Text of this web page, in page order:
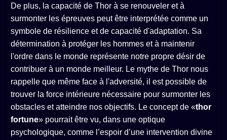
De plus, la capacité de Thor à se renouveler et à
surmonter les épreuves peut être interprétée comme un
symbole de résilience et de capacité d'adaptation. Sa
détermination à protéger les hommes et à maintenir
l'ordre dans le monde représente notre propre désir de
contribuer à un monde meilleur. Le mythe de Thor nous
rappelle que même face à l'adversité, il est possible de
trouver la force intérieure nécessaire pour surmonter les
obstacles et atteindre nos objectifs. Le concept de «thor
fortune» pourrait être vu, dans une optique
psychologique, comme l’espoir d’une intervention divine